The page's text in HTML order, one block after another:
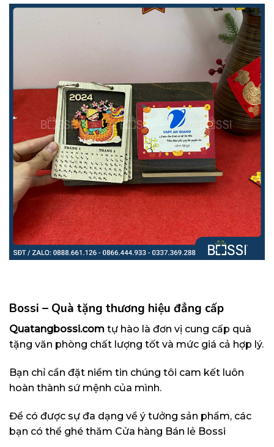
Bossi – Quà tặng thương hiệu đẳng cấp
Quatangbossi.com tự hào là đơn vị cung cấp quà
tặng văn phòng chất lượng tốt và mức giá cả hợp lý.
Bạn chỉ cần đặt niềm tin chúng tôi cam kết luôn
hoàn thành sứ mệnh của mình.
Để có được sự đa dạng về ý tưởng sản phẩm, các
bạn có thể ghé thăm Cửa hàng Bán lẻ Bossi